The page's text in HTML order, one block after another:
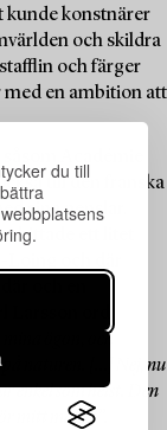
du till
kunde konstnärer
och skildra
och färger
med en ambition att
Académie
till den franska
sina penslar.
hittade ett litet
och där
och en
Larsson ord
ögon, och
naturen. […] Nej, nu
enkel som helst. Den
mitt måleri”.